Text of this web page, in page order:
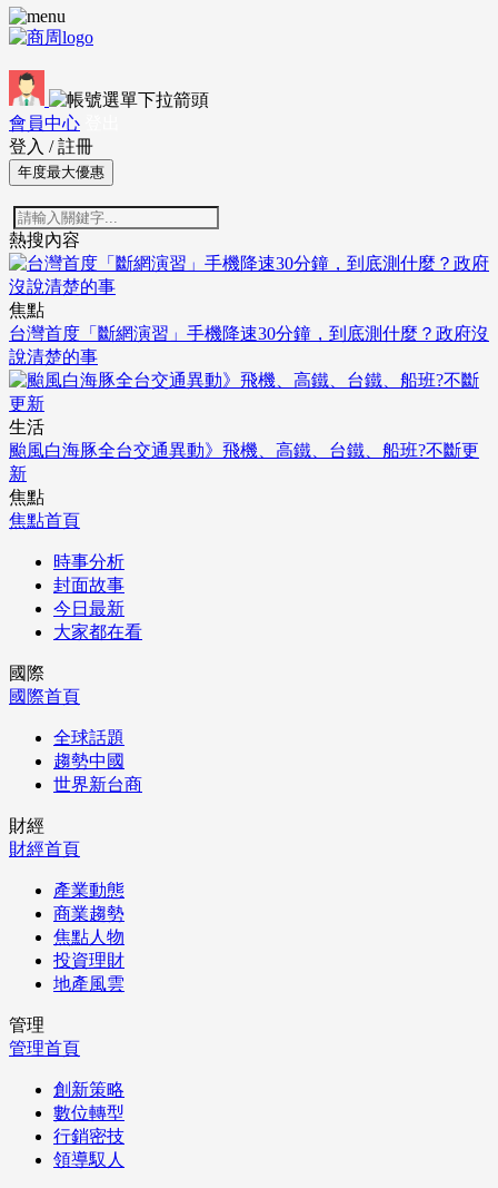
會員中心
登入 / 註冊
年度最大優惠
熱搜內容
焦點
台灣首度「斷網演習」手機降速30分鐘，到底測什麼？政府沒
說清楚的事
生活
颱風白海豚全台交通異動》飛機、高鐵、台鐵、船班?不斷更
新
焦點
焦點首頁
時事分析
封面故事
今日最新
大家都在看
國際
國際首頁
全球話題
趨勢中國
世界新台商
財經
財經首頁
產業動態
商業趨勢
焦點人物
投資理財
地產風雲
管理
管理首頁
創新策略
數位轉型
行銷密技
領導馭人